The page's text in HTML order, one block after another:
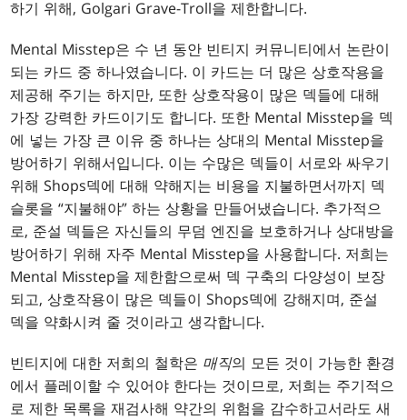
하기 위해, Golgari Grave-Troll을 제한합니다.
Mental Misstep은 수 년 동안 빈티지 커뮤니티에서 논란이
되는 카드 중 하나였습니다. 이 카드는 더 많은 상호작용을
제공해 주기는 하지만, 또한 상호작용이 많은 덱들에 대해
가장 강력한 카드이기도 합니다. 또한 Mental Misstep을 덱
에 넣는 가장 큰 이유 중 하나는 상대의 Mental Misstep을
방어하기 위해서입니다. 이는 수많은 덱들이 서로와 싸우기
위해 Shops덱에 대해 약해지는 비용을 지불하면서까지 덱
슬롯을 “지불해야” 하는 상황을 만들어냈습니다. 추가적으
로, 준설 덱들은 자신들의 무덤 엔진을 보호하거나 상대방을
방어하기 위해 자주 Mental Misstep을 사용합니다. 저희는
Mental Misstep을 제한함으로써 덱 구축의 다양성이 보장
되고, 상호작용이 많은 덱들이 Shops덱에 강해지며, 준설
덱을 약화시켜 줄 것이라고 생각합니다.
빈티지에 대한 저희의 철학은 매직의 모든 것이 가능한 환경
에서 플레이할 수 있어야 한다는 것이므로, 저희는 주기적으
로 제한 목록을 재검사해 약간의 위험을 감수하고서라도 새